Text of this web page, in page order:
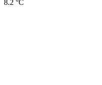
8.2 °C